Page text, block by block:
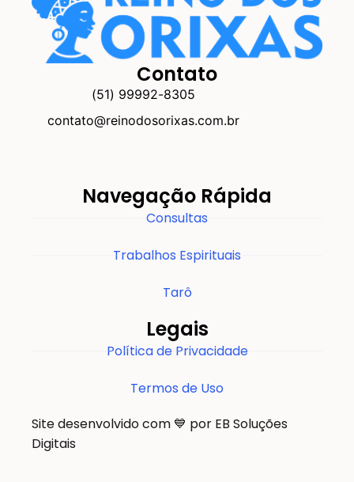
Contato
(51) 99992-8305
contato@reinodosorixas.com.br
Navegação Rápida
Consultas
Trabalhos Espirituais
Tarô
Legais
Política de Privacidade
Termos de Uso
Site desenvolvido com 💙 por EB Soluções
Digitais